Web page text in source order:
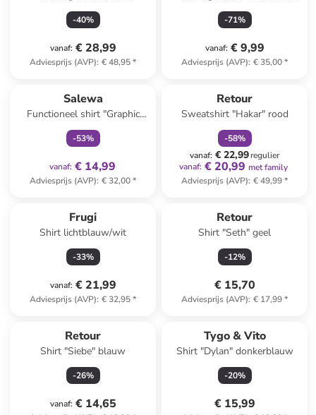
rood/wit/meerkleurig
-40%
vanaf: € 28,99
Adviesprijs (AVP): € 48,95*
donkerblauw
-71%
vanaf: € 9,99
Adviesprijs (AVP): € 35,00*
Salewa
Functioneel shirt "Graphic
Dry" oranje
-53%
vanaf: € 14,99
Adviesprijs (AVP): € 32,00*
Retour
Sweatshirt "Hakar" rood
-58%
vanaf: € 22,99regulier
vanaf: € 20,99 met family
Adviesprijs (AVP): € 49,99*
Frugi
Shirt lichtblauw/wit
-33%
vanaf: € 21,99
Adviesprijs (AVP): € 32,95*
Retour
Shirt "Seth" geel
-12%
€ 15,70
Adviesprijs (AVP): € 17,99*
Retour
Shirt "Siebe" blauw
-26%
vanaf: € 14,65
Tygo & Vito
Shirt "Dylan" donkerblauw
-20%
€ 15,99